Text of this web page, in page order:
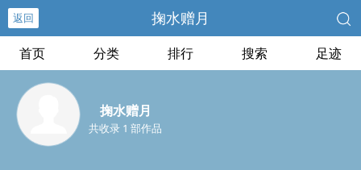
返回 掬水赠月
首页 分类 排行 搜索 足迹
掬水赠月
共收录 1 部作品